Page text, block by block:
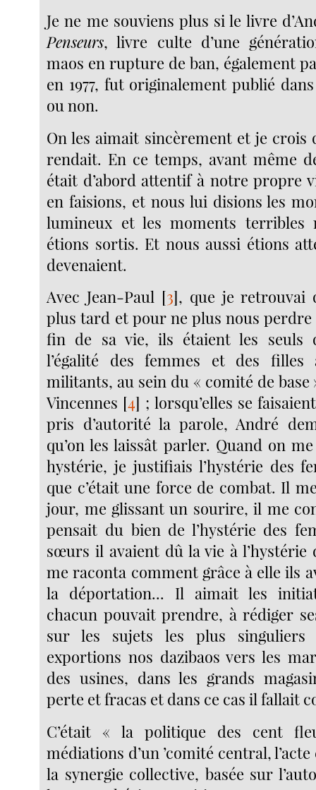
Je ne me souviens plus si le livre
Penseurs, livre culte d’une
maos en rupture de ban, également
en 1977, fut originalement publié
ou non.
On les aimait sincèrement et je crois
rendait. En ce temps, avant même
était d’abord attentif à notre propre
en faisions, et nous lui disions les
lumineux et les moments terribles
étions sortis. Et nous aussi étions
devenaient.
Avec Jean-Paul [3], que je retrouvai
plus tard et pour ne plus nous perdre
fin de sa vie, ils étaient les seuls
l’égalité des femmes et des filles
militants, au sein du « comité de base
Vincennes [4] ; lorsqu’elles se
pris d’autorité la parole, André
qu’on les laissât parler. Quand on
hystérie, je justifiais l’hystérie des
que c’était une force de combat. Il
jour, me glissant un sourire, il me
pensait du bien de l’hystérie des
sœurs il avaient dû la vie à l’hystérie
me raconta comment grâce à elle ils
la déportation... Il aimait les
chacun pouvait prendre, à rédiger
sur les sujets les plus singuliers
exportions nos dazibaos vers les
des usines, dans les grands
perte et fracas et dans ce cas il fallait
C’était « la politique des cent
médiations d’un ’comité central,
la synergie collective, basée sur